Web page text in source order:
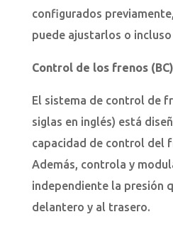
configurados
puede ajustarlos o
Control de los frenos (BC)
El sistema de control de
siglas en inglés) está
capacidad de control del
Además, controla y
independiente la presión
delantero y al trasero.